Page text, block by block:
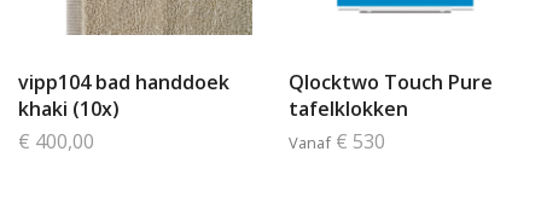
vipp104 bad handdoek
khaki (10x)
€ 400,00
Qlocktwo Touch Pure
tafelklokken
Vanaf € 530